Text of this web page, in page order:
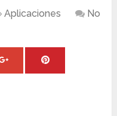
Aplicaciones
No